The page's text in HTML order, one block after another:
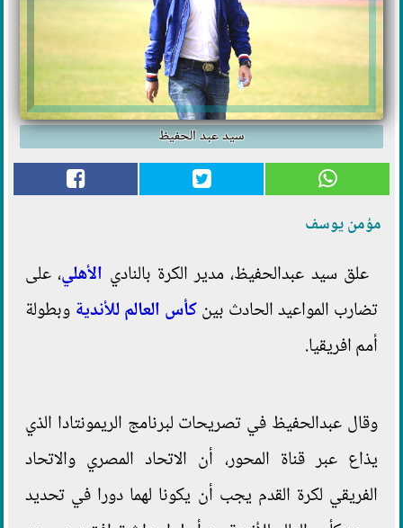
سيد عبد الحفيظ
مؤمن يوسف
علق سيد عبدالحفيظ، مدير الكرة بالنادي الأهلي، على
تضارب المواعيد الحادث بينكأس العالم للأندية وبطولة
أمم افريقيا.
وقال عبدالحفيظ في تصريحات لبرنامج الريمونتادا الذي
يذاع عبر قناة المحور، أن الاتحاد المصري والاتحاد
الفريقي لكرة القدم يجب أن يكونا لهما دورا في تحديد